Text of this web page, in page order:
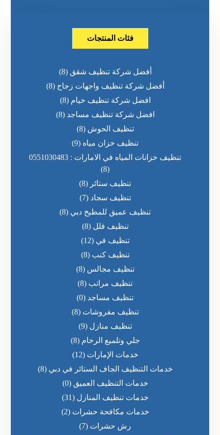
فئات المنتجات
أفضل شركة تنظيف شقق (8)
أفضل شركة تنظيف واجهات زجاج (8)
افضل شركة تنظيف خيام (8)
افضل شركة تنظيف مساجد (8)
تنظيف الحوش (8)
تنظيف خزان مياه (9)
تنظيف خزانات المياه في الامارات : 0551030483
(8)
تنظيف ستائر (8)
تنظيف سجاد (7)
تنظيف عميق للمطبخ دبي (8)
تنظيف فلل (8)
تنظيف في (12)
تنظيف كنب (8)
تنظيف مجالس (8)
تنظيف مراتب (8)
تنظيف مساجد (0)
تنظيف مفروشات (8)
تنظيف منازل (9)
جلي وتلميع الرخام (8)
خدمات الإمارات (12)
خدمات التنظيف الجاف الستائر في دبي (8)
خدمات التنظيف العميق (0)
خدمات تنظيف المنازل (31)
خدمات مكافحة حشرات (2)
رش حشرات (7)